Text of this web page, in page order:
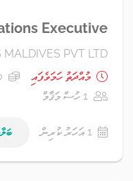
Executive
MALDIVES PVT LTD
މުއްދަތު ހަމަވެފައި
1 ހުސް މަޤާމް
1 އަހަރު ކުރިން